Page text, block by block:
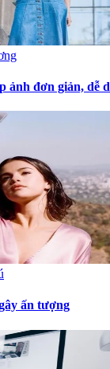
ảnh đơn giản, dễ
ấn tượng